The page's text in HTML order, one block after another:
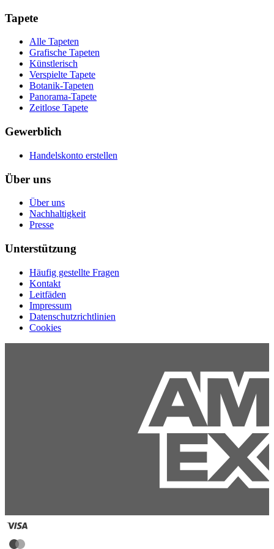
Tapete
Alle Tapeten
Grafische Tapeten
Künstlerisch
Verspielte Tapete
Botanik-Tapeten
Panorama-Tapete
Zeitlose Tapete
Gewerblich
Handelskonto erstellen
Über uns
Über uns
Nachhaltigkeit
Presse
Unterstützung
Häufig gestellte Fragen
Kontakt
Leitfäden
Impressum
Datenschutzrichtlinien
Cookies